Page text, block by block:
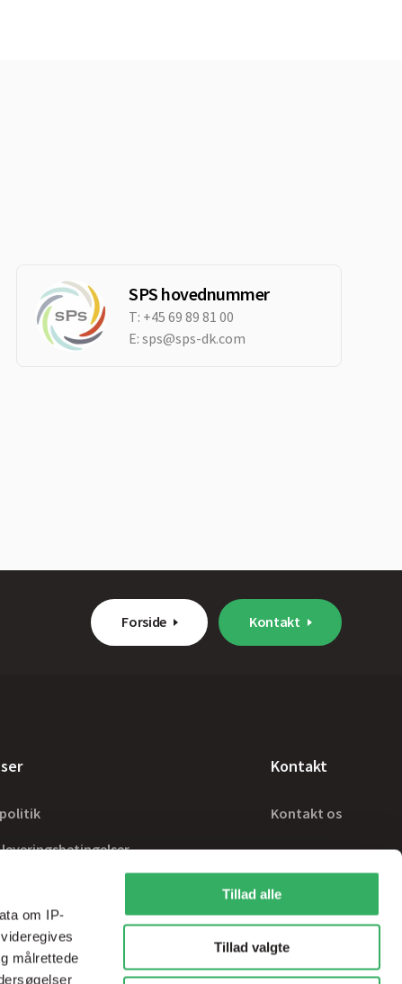
om IP-
målrettede
Tillad alle
Tillad valgte
SPS hovednummer
T: +45 69 89 81 00
E: sps@sps-dk.com
Forside Kontakt
Kontakt
Kontakt os